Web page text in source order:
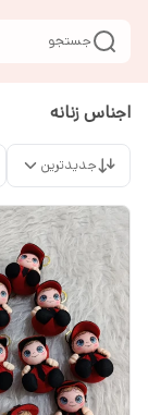
جستجو
اجناس زنانه
جدیدترین